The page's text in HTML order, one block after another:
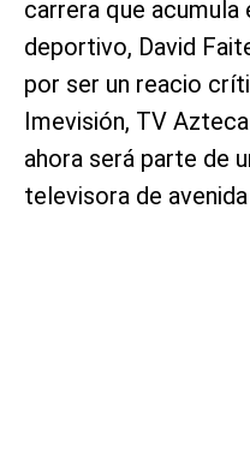
carrera que acumula
deportivo, David
por ser un reacio
Imevisión, TV
ahora será parte de
televisora de